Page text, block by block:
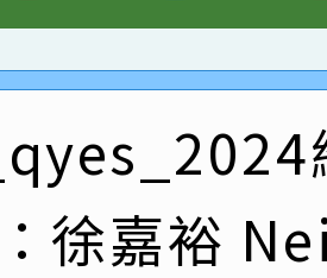
語-第二名
桃園市科展 國
老師王老師、
校四年二班張O
語競賽國小朗讀
校參加桃園市中
徐嘉裕